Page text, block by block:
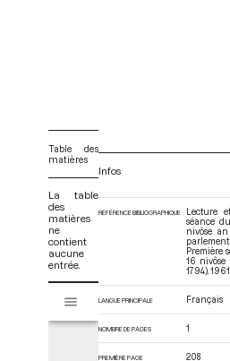
Table des
matières
La table
des
matières
ne
contient
aucune
entrée.
s
Tome LXXXIII - Du 16 nivôse
Infos
RÉFÉRENCE BIBLIOGRAPHIQUE
Lecture
séance
nivôse an
Première
16
1794) .
LANGUE PRINCIPALE Français
NOMBRE DE PAGES 1
PREMIÈRE PAGE 208